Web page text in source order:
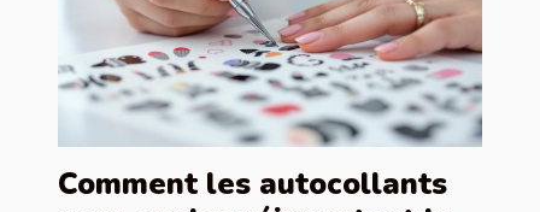
Comment les autocollants